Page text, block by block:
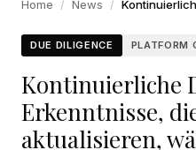
Home / News /
DUE DILIGENCE PLATFORM
Kontinuierliche
Erkenntnisse,
aktualisieren,